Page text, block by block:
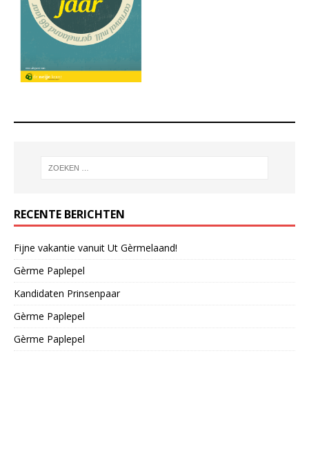
RECENTE BERICHTEN
Fijne vakantie vanuit Ut Gèrmelaand!
Gèrme Paplepel
Kandidaten Prinsenpaar
Gèrme Paplepel
Gèrme Paplepel